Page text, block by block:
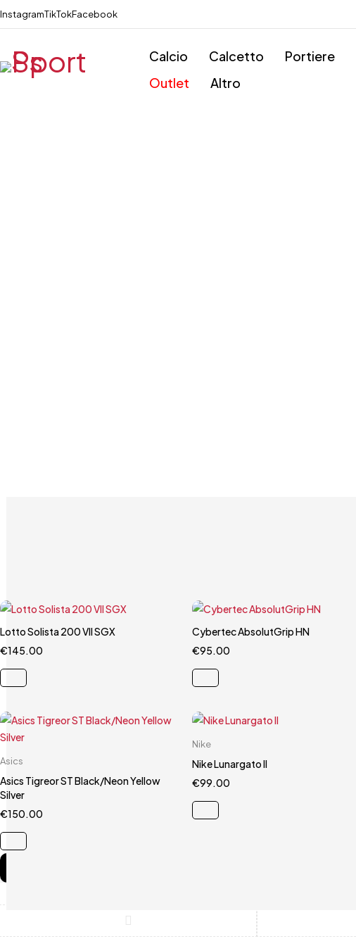
InstagramTikTokFacebook
Calcio Calcetto Portiere
Outlet
Altro
Carrello rapido
Lotto Solista 200 VII SGX
€145.00
Carrello rapido
Cybertec AbsolutGrip HN
€95.00
41.5
Asics
Asics Tigreor ST Black/Neon Yellow
Silver
€150.00
40.5
Nike
Nike Lunargato II
€99.00